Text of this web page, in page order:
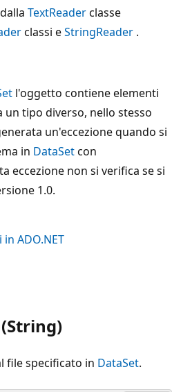
TextReaderclasse
classi eStringReader .
l'oggetto contiene elementi
un tipo diverso, nello stesso
un'eccezione quando si
in DataSetcon
eccezione non si verifica se si
1.0.
ADO.NET
file specificato in DataSet.